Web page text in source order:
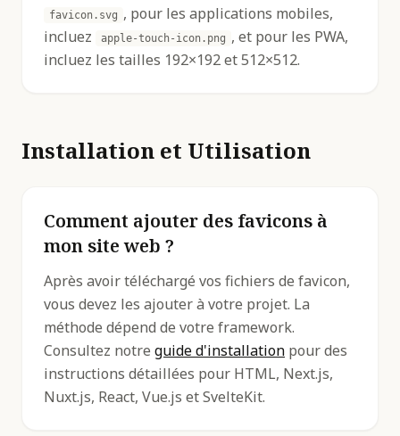
favicon.svg , pour les applications mobiles,
incluez
apple-touch-icon.png , et pour les PWA,
incluez les tailles 192×192 et 512×512.
Installation et Utilisation
Comment ajouter des favicons à
mon site web ?
Après avoir téléchargé vos fichiers de favicon,
vous devez les ajouter à votre projet. La
méthode dépend de votre framework.
Consultez notre guide d'installation pour des
instructions détaillées pour HTML, Next.js,
Nuxt.js, React, Vue.js et SvelteKit.